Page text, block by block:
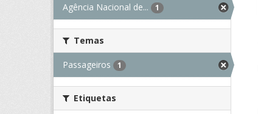
Agência Nacional de... 1
Temas
Passageiros 1
Etiquetas